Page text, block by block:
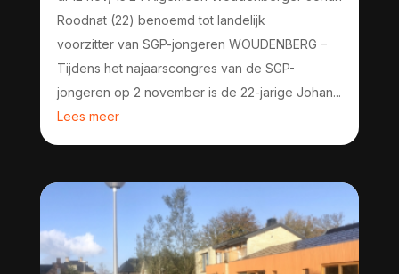
Roodnat (22) benoemd tot landelijk
voorzitter van SGP-jongeren WOUDENBERG –
Tijdens het najaarscongres van de SGP-
jongeren op 2 november is de 22-jarige Johan...
Lees meer